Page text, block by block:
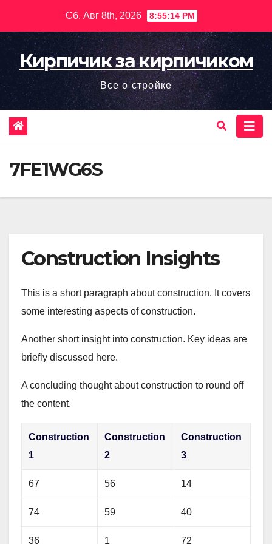
содержимому
Сб. Авг 8th, 2026 8:55:15 PM
Кирпичик за кирпичиком
Все о стройке
7FE1WG6S
Construction Insights
This is a short paragraph about construction. It covers
some interesting aspects of construction.
Another short insight into construction. Key ideas are
briefly discussed here.
A concluding thought about construction to round off
the content.
Construction
1
Construction
2
Construction
3
67 56 14
74 59 40
36 1 72